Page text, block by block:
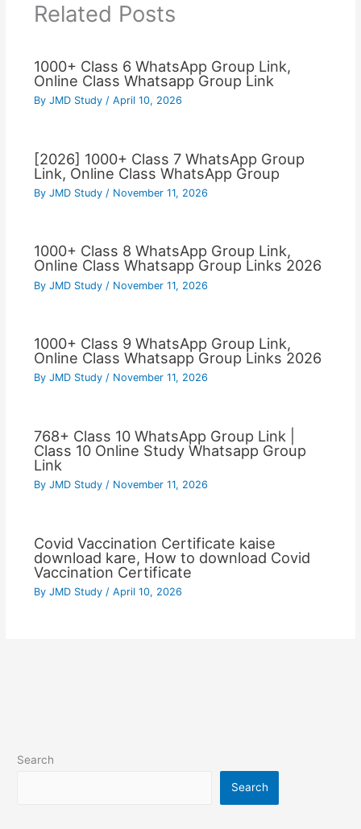
Related Posts
1000+ Class 6 WhatsApp Group Link,
Online Class Whatsapp Group Link
By JMD Study / April 10, 2026
[2026] 1000+ Class 7 WhatsApp Group
Link, Online Class WhatsApp Group
By JMD Study / November 11, 2026
1000+ Class 8 WhatsApp Group Link,
Online Class Whatsapp Group Links 2026
By JMD Study / November 11, 2026
1000+ Class 9 WhatsApp Group Link,
Online Class Whatsapp Group Links 2026
By JMD Study / November 11, 2026
768+ Class 10 WhatsApp Group Link |
Class 10 Online Study Whatsapp Group
Link
By JMD Study / November 11, 2026
Covid Vaccination Certificate kaise
download kare, How to download Covid
Vaccination Certificate
By JMD Study / April 10, 2026
Search
Search